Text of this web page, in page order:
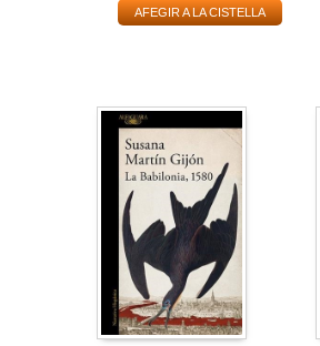
AFEGIR A LA CISTELLA